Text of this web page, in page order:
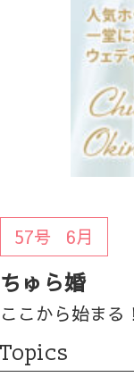
57号 6月
ちゅら婚
ここから始ま
Topics